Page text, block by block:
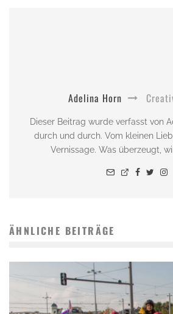
Adelina Horn
Dieser Beitrag wurde verfasst von
durch und durch. Vom kleinen
Vernissage. Was überzeugt,
ÄHNLICHE BEITRÄGE